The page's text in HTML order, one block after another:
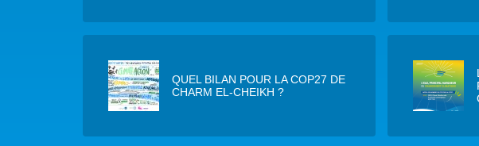
QUEL BILAN POUR LA COP27 DE
CHARM EL-CHEIKH ?